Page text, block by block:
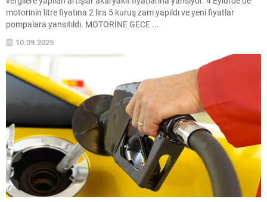
motorinin litre fiyatına 2 lira 5 kuruş zam yapıldı ve yeni fiyatlar
pompalara yansıtıldı. MOTORİNE GECE ...
10.09.2025